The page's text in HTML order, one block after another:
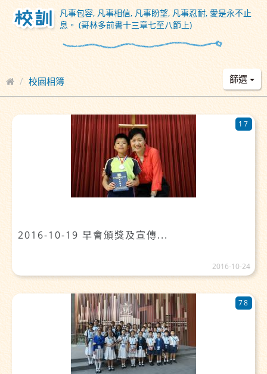
凡事包容, 凡事相信, 凡事盼望, 凡事忍耐, 愛是永不止
息。 (哥林多前書十三章七至八節上)
校園相簿 篩選
2016-10-19 早會頒獎及宣傳...
17
2016-10-24
78